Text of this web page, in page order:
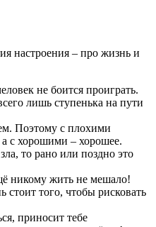
настроения – про жизнь и
не боится проиграть.
лишь ступенька на пути
Поэтому с плохими
а с хорошими – хорошее.
то рано или поздно это
никому жить не мешало!
того, чтобы рисковать
приносит тебе